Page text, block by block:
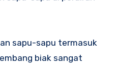
sapu-sapu termasuk
biak sangat